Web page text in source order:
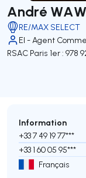
André
RE/MAX SELECT
EI - Agent
RSAC Paris 1er : 978
Information
+33 7 49 19 77***
+33 1 60 05 95***
Français